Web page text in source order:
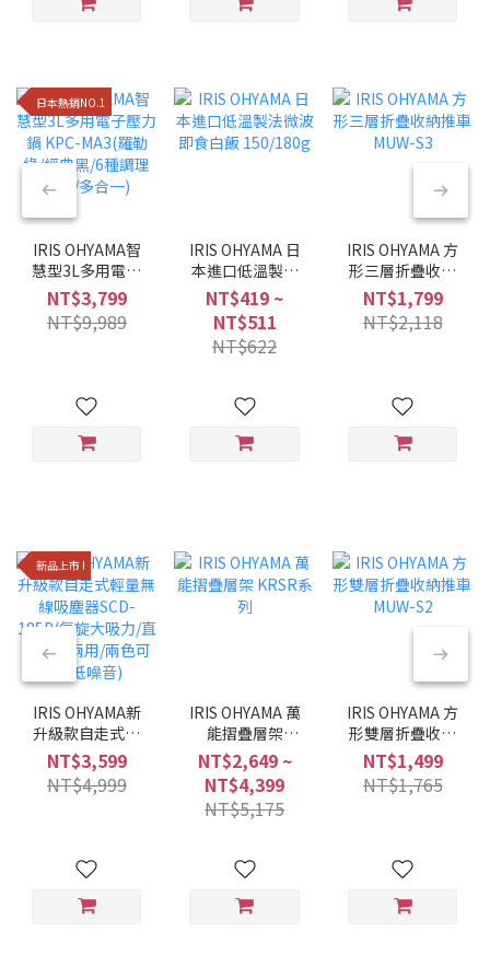
日本熱銷NO.1
IRIS OHYAMA智
慧型3L多用電子
壓力鍋 KPC-
MA3(羅勒綠/經典
黑/6種調理模式/
NT$3,799
NT$9,989
IRIS OHYAMA 日
本進口低溫製法
微波即食白飯
150/180g
NT$419 ~
NT$511
NT$622
IRIS OHYAMA 方
形三層折疊收納
推車 MUW-S3
NT$1,799
NT$2,118
新品上市 !
IRIS OHYAMA新
升級款自走式輕
量無線吸塵器
SCD-185P(氣旋
大吸力/直立手持
NT$3,599
NT$4,999
IRIS OHYAMA 萬
能摺疊層架
KRSR系列
NT$2,649 ~
NT$4,399
NT$5,175
IRIS OHYAMA 方
形雙層折疊收納
推車 MUW-S2
NT$1,499
NT$1,765